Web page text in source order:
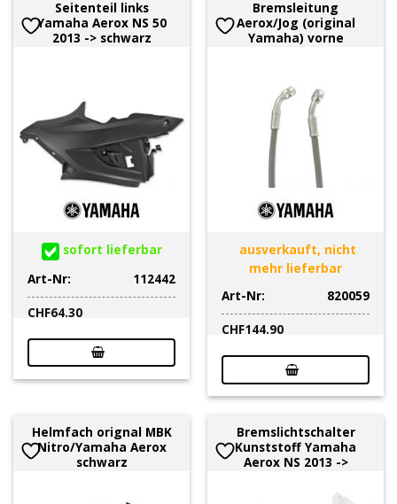
Seitenteil links
Yamaha Aerox NS 50
2013 -> schwarz
sofort lieferbar
Art-Nr:
112442
CHF64.30
Bremsleitung
Aerox/Jog (original
Yamaha) vorne
ausverkauft, nicht
mehr lieferbar
Art-Nr:
820059
CHF144.90
Helmfach orignal MBK
Nitro/Yamaha Aerox
schwarz
Bremslichtschalter
Kunststoff Yamaha
Aerox NS 2013 ->